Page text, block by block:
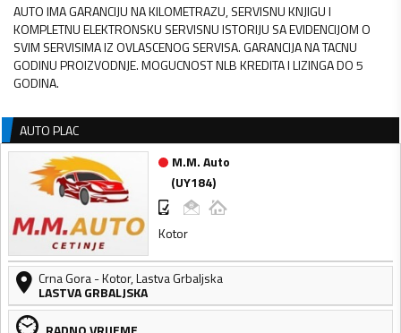
AUTO IMA GARANCIJU NA KILOMETRAZU, SERVISNU KNJIGU I
KOMPLETNU ELEKTRONSKU SERVISNU ISTORIJU SA EVIDENCIJOM O
SVIM SERVISIMA IZ OVLASCENOG SERVISA. GARANCIJA NA TACNU
GODINU PROIZVODNJE. MOGUCNOST NLB KREDITA I LIZINGA DO 5
GODINA.
AUTO PLAC
M.M. Auto
(UY184)
Kotor
Crna Gora-Kotor,Lastva Grbaljska
LASTVA GRBALJSKA